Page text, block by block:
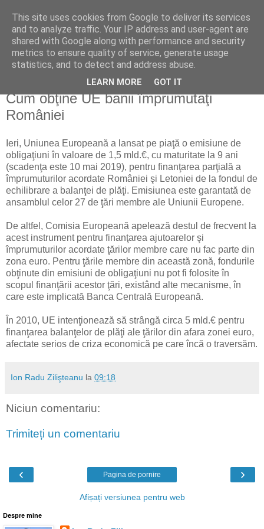
Reflecţii economice
blog de reflecţii, informaţii şi opinii economice
miercuri, 3 martie 2010
Cum obţine UE banii împrumutaţi
României
Ieri, Uniunea Europeană a lansat pe piaţă o emisiune de
obligaţiuni în valoare de 1,5 mld.€, cu maturitate la 9 ani
(scadenţa este 10 mai 2019), pentru finanţarea parţială a
împrumuturilor acordate României şi Letoniei de la fondul de
echilibrare a balanţei de plăţi. Emisiunea este garantată de
ansamblul celor 27 de ţări membre ale Uniunii Europene.
De altfel, Comisia Europeană apelează destul de frecvent la
acest instrument pentru finanţarea ajutoarelor şi
împrumuturilor acordate ţărilor membre care nu fac parte din
zona euro. Pentru ţările membre din această zonă, fondurile
obţinute din emisiuni de obligaţiuni nu pot fi folosite în
scopul finanţării acestor ţări, existând alte mecanisme, în
care este implicată Banca Centrală Europeană.
În 2010, UE intenţionează să strângă circa 5 mld.€ pentru
finanţarea balanţelor de plăţi ale ţărilor din afara zonei euro,
afectate serios de criza economică pe care încă o traversăm.
Ion Radu Zilişteanu la 09:18
Niciun comentariu:
Trimiteți un comentariu
‹ ›
Pagina de pornire
Afișați versiunea pentru web
Despre mine
This site uses cookies from Google to deliver its services
and to analyze traffic. Your IP address and user-agent are
shared with Google along with performance and security
metrics to ensure quality of service, generate usage
statistics, and to detect and address abuse.
LEARN MORE GOT IT